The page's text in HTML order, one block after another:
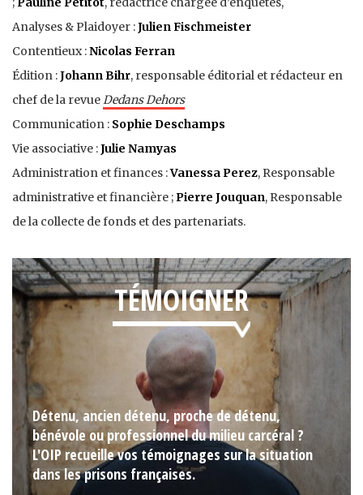
Analyses & Plaidoyer :Julien Fischmeister
Contentieux :Nicolas Ferran
Édition :Johann Bihr, responsable éditorial et rédacteur en
chef de la revue Dedans Dehors
Communication : Sophie Deschamps
Vie associative :Julie Namyas
Administration et finances :Vanessa Perez, Responsable
administrative et financière ; Pierre Jouquan, Responsable
de la collecte de fonds et des partenariats.
TÉMOIGNER
Détenu, ancien détenu, proche de détenu,
bénévole ou professionnel du milieu carcéral ?
L'OIP recueille vos témoignages sur la situation
dans les prisons françaises.